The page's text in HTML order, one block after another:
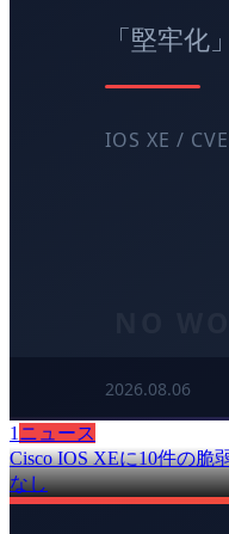
1 ニュース
Cisco IOS XEに10件の脆
なし